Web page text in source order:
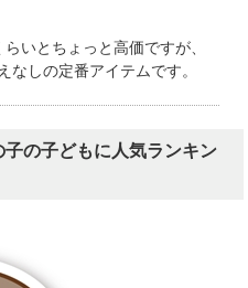
いとちょっと高価ですが、
なしの定番アイテムです。
の子どもに人気ランキン